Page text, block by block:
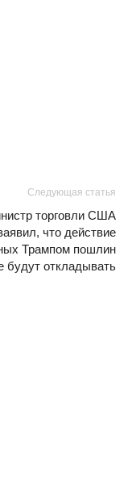
Следующая статья
торговли США
что действие
Трампом пошлин
будут откладывать